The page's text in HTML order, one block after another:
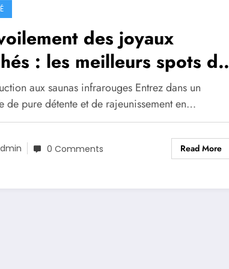
des joyaux
: les meilleurs spots de
infrarouge en Suisse
aux saunas infrarouges Entrez dans un
de pure détente et de rajeunissement en…
0 Comments Read More